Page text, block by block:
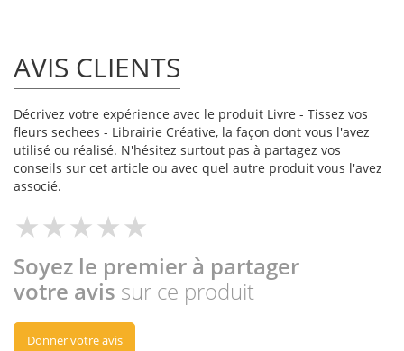
AVIS CLIENTS
Décrivez votre expérience avec le produit Livre - Tissez vos
fleurs sechees - Librairie Créative, la façon dont vous l'avez
utilisé ou réalisé. N'hésitez surtout pas à partagez vos
conseils sur cet article ou avec quel autre produit vous l'avez
associé.
Soyez le premier à partager
votre avis sur ce produit
Donner votre avis